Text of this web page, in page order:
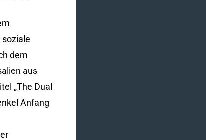
soziale
dem
aus
„The Dual
Anfang